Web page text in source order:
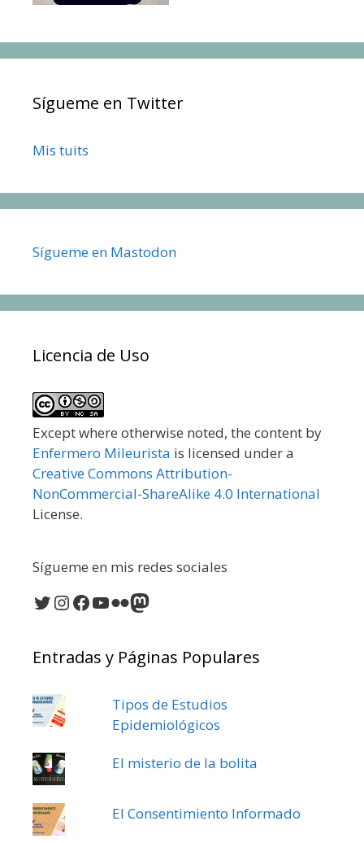
Sígueme en Twitter
Mis tuits
Sígueme en Mastodon
Licencia de Uso
Except where otherwise noted, the content by
Enfermero Mileurista is licensed under a
Creative Commons Attribution-
NonCommercial-ShareAlike 4.0 International
License.
Sígueme en mis redes sociales
Twitter
Instagram
Facebook
YouTube
FlickrMastodon
Entradas y Páginas Populares
Tipos de Estudios
Epidemiológicos
El misterio de la bolita
El Consentimiento Informado